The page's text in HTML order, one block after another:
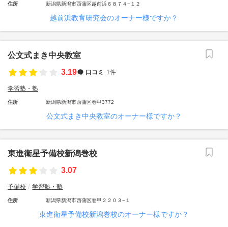
住所 新潟県新潟市西蒲区越前浜６８７４−１２
越前浜教育研究会のオーナー様ですか？
公文式まき中央教室
3.19
口コミ 1件
学習塾・塾
住所 新潟県新潟市西蒲区巻甲3772
公文式まき中央教室のオーナー様ですか？
東進衛星予備校新潟巻校
3.07
予備校 学習塾・塾
住所 新潟県新潟市西蒲区巻甲２２０３−１
東進衛星予備校新潟巻校のオーナー様ですか？